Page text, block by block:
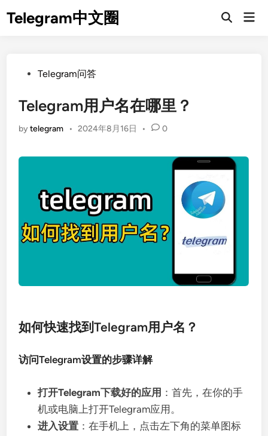
Telegram中文圈
Open
PostedTelegram问答
Telegram用户名在哪里？
bytelegram • 2024年8月16日 • 0
如何快速找到Telegram用户名？
访问Telegram设置的步骤详解
打开Telegram下载好的应用 ：首先，在你的手
机或电脑上打开Telegram应用。
进入设置 ：在手机上，点击左下角的菜单图标